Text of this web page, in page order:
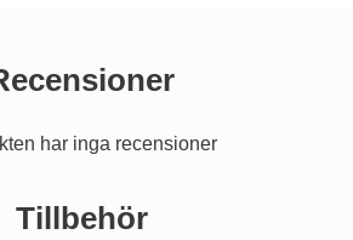
har inga recensioner
Tillbehör